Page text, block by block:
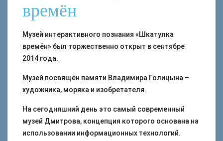
времён
Музей интерактивного познания «Шкатулка
времён» был торжественно открыт в сентябре
2014 года.
Музей посвящён памяти Владимира Голицына –
художника, моряка и изобретателя.
На сегодняшний день это самый современный
музей Дмитрова, концепция которого основана на
использовании информационных технологий.